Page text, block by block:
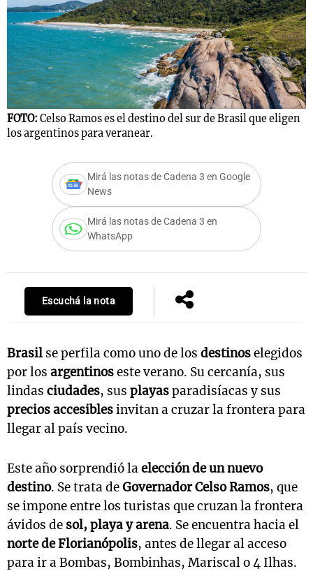
FOTO: Celso Ramos es el destino del sur de Brasil que eligen
los argentinos para veranear.
Mirá las notas de Cadena 3 en Google
News
Mirá las notas de Cadena 3 en
WhatsApp
Escuchá la nota
Brasil se perfila como uno de los destinoselegidos
por los argentinoseste verano. Su cercanía, sus
lindas ciudades, sus playasparadisíacas y sus
precios accesiblesinvitan a cruzar la frontera para
llegar al país vecino.
Este año sorprendió laelección de un nuevo
destino. Se trata deGovernador Celso Ramos, que
se impone entre los turistas que cruzan la frontera
ávidos de sol, playa y arena. Se encuentra hacia el
norte de Florianópolis, antes de llegar al acceso
para ir a Bombas, Bombinhas, Mariscal o 4 Ilhas.
Notas
Mundial 2026
Notas
Cadena 3